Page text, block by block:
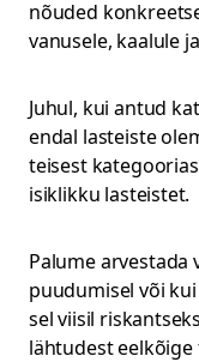
nõuded
vanusele, kaalule
Juhul, kui antud
endal lasteiste
teisest
isiklikku lasteistet.
Palume arvestada
puudumisel või
sel viisil
lähtudest eelkõige